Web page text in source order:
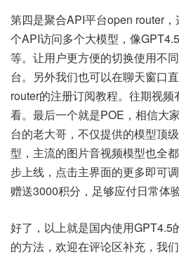
第四是聚合API平台open router
个API访问多个大模型，像
等。让用户更方便的切换使用不
台。另外我们也可以在聊天窗口
router的注册订阅教程。往期视
看。最后一个就是POE，相信大
台的老大哥，不仅提供的模型顶
型，主流的图片音视频模型也全
步上线，点击主界面的更多即可
赠送3000积分，足够应付日常体验
好了，以上就是国内使用GPT4.5
的方法，欢迎在评论区补充，我们